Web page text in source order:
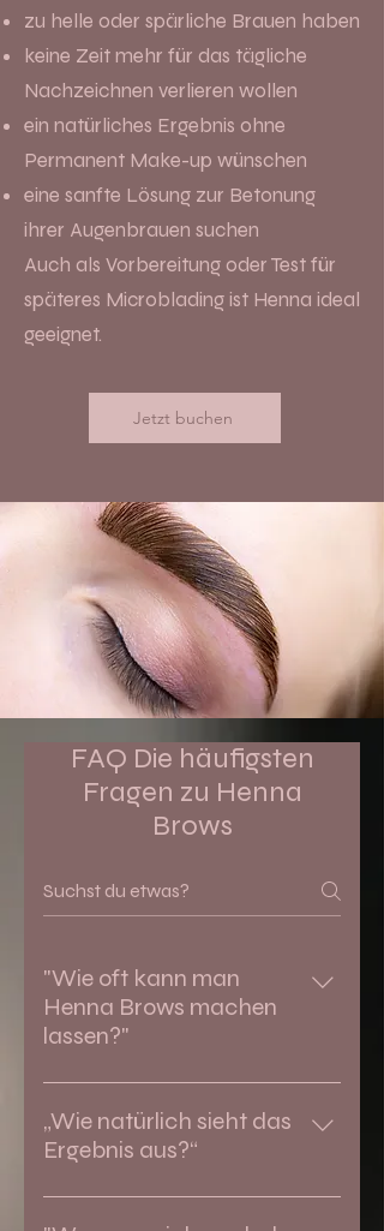
zu helle oder spärliche Brauen haben
keine Zeit mehr für das tägliche
Nachzeichnen verlieren wollen
ein natürliches Ergebnis ohne
Permanent Make-up wünschen
eine sanfte Lösung zur Betonung
ihrer Augenbrauen suchen
Auch als Vorbereitung oder Test für
späteres Microblading ist Henna ideal
geeignet.
Jetzt buchen
FAQ Die häufigsten
Fragen zu Henna
Brows
"Wie oft kann man
Henna Brows machen
lassen?"
Etwa alle 4–6 Wochen, je nach
Hauterneuerung und
Wunschintensität.
„Wie natürlich sieht das
Ergebnis aus?“
Sehr natürlich – je nach Wunsch